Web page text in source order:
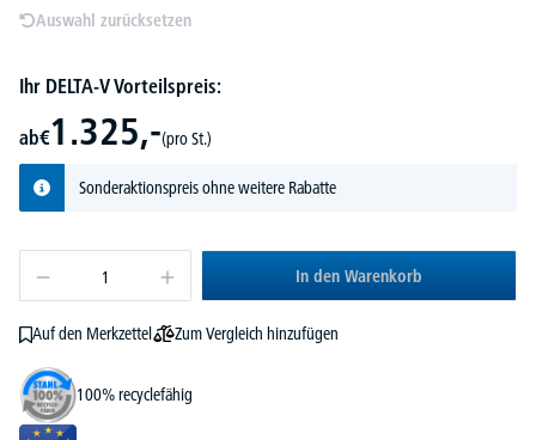
Auswahl zurücksetzen
Ihr DELTA-V Vorteilspreis:
ab€1.325,-(pro St.)
Sonderaktionspreis ohne weitere Rabatte
In den Warenkorb
Auf den Merkzettel Zum Vergleich hinzufügen
100% recyclefähig